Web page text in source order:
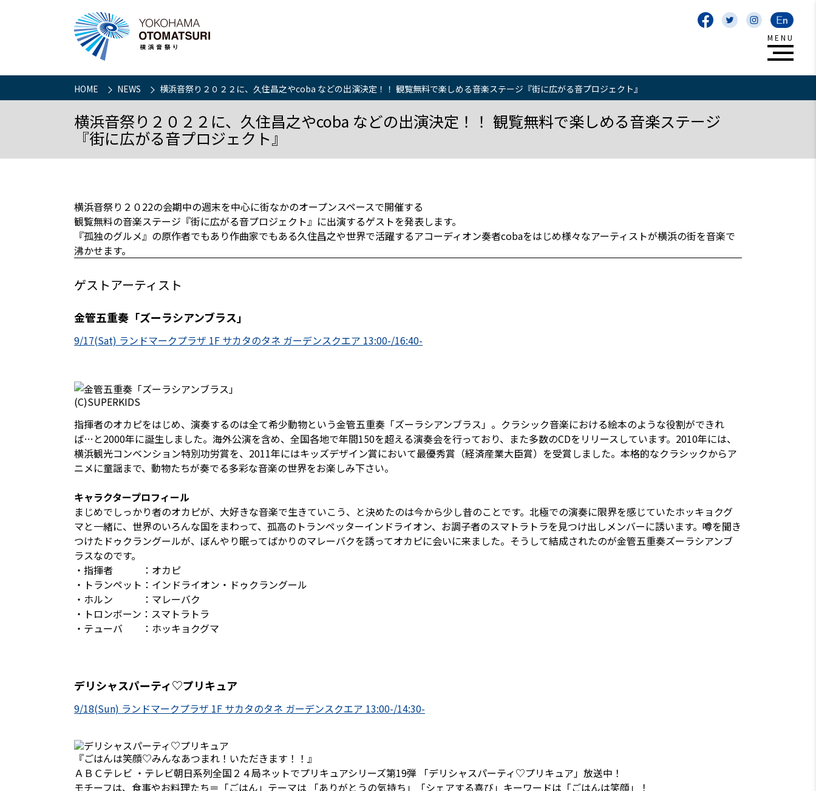
HOME NEWS 横浜音祭り２０２２に、久住昌之やcoba などの出演決定！！ 観覧無料で楽しめる音楽ステージ『街に広がる音プロジェクト』
横浜音祭り２０２２に、久住昌之やcoba などの出演決定！！ 観覧無料で楽しめる音楽ステージ
『街に広がる音プロジェクト』
横浜音祭り２０22の会期中の週末を中心に街なかのオープンスペースで開催する
観覧無料の音楽ステージ『街に広がる音プロジェクト』に出演するゲストを発表します。
『孤独のグルメ』の原作者でもあり作曲家でもある久住昌之や世界で活躍するアコーディオン奏者cobaをはじめ様々なアーティストが横浜の街を音楽で
沸かせます。
ゲストアーティスト
金管五重奏「ズーラシアンブラス」
9/17(Sat) ランドマークプラザ 1F サカタのタネ ガーデンスクエア 13:00-/16:40-
(C)SUPERKIDS
指揮者のオカピをはじめ、演奏するのは全て希少動物という金管五重奏「ズーラシアンブラス」。クラシック音楽における絵本のような役割ができれ
ば…と2000年に誕生しました。海外公演を含め、全国各地で年間150を超える演奏会を行っており、また多数のCDをリリースしています。2010年には、
横浜観光コンベンション特別功労賞を、2011年にはキッズデザイン賞において最優秀賞（経済産業大臣賞）を受賞しました。本格的なクラシックからア
ニメに童謡まで、動物たちが奏でる多彩な音楽の世界をお楽しみ下さい。
キャラクタープロフィール
まじめでしっかり者のオカピが、大好きな音楽で生きていこう、と決めたのは今から少し昔のことです。北極での演奏に限界を感じていたホッキョクグ
マと一緒に、世界のいろんな国をまわって、孤高のトランペッターインドライオン、お調子者のスマトラトラを見つけ出しメンバーに誘います。噂を聞き
つけたドゥクラングールが、ぼんやり眠ってばかりのマレーバクを誘ってオカピに会いに来ました。そうして結成されたのが金管五重奏ズーラシアンブ
ラスなのです。
・指揮者 ：オカピ
・トランペット：インドライオン・ドゥクラングール
・ホルン ：マレーバク
・トロンボーン：スマトラトラ
・テューバ ：ホッキョクグマ
デリシャスパーティ♡プリキュア
9/18(Sun) ランドマークプラザ 1F サカタのタネ ガーデンスクエア 13:00-/14:30-
『ごはんは笑顔♡みんなあつまれ！いただきます！！』
ＡＢＣテレビ ・テレビ朝日系列全国２４局ネットでプリキュアシリーズ第19弾 「デリシャスパーティ♡プリキュア」放送中！
モチーフは、食事やお料理たち＝「ごはん」テーマは 「ありがとうの気持ち」「シェアする喜び」キーワードは「ごはんは笑顔」！